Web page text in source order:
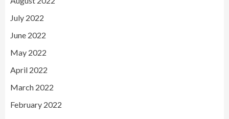
July 2022
June 2022
May 2022
April 2022
March 2022
February 2022